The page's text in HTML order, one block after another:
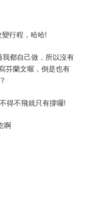
行程，哈哈!
我都自己做，所以沒有
芬蘭文喔，倒是也有
得不飛就只有撐囉!
啊